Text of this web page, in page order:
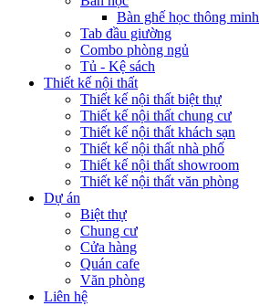
Bàn ghế học thông minh
Tab đầu giường
Combo phòng ngủ
Tủ - Kệ sách
Thiết kế nội thất
Thiết kế nội thất biệt thự
Thiết kế nội thất chung cư
Thiết kế nội thất khách sạn
Thiết kế nội thất nhà phố
Thiết kế nội thất showroom
Thiết kế nội thất văn phòng
Dự án
Biệt thự
Chung cư
Cửa hàng
Quán cafe
Văn phòng
Liên hệ